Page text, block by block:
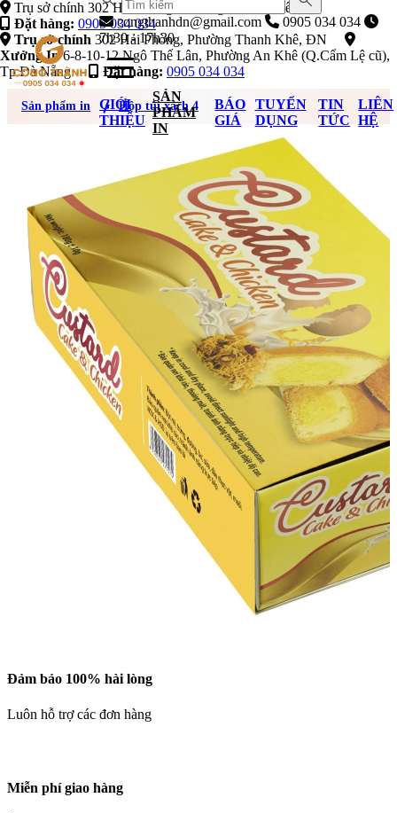
Trụ sở chính 302 Hải Phòng, Phường Thanh Khê, ĐN
Đặt hàng: 0905 034 034
Trụ sở chính 302 Hải Phòng, Phường Thanh Khê, ĐN
Xưởng In6-8-10-12 Ngô Thế Lân, Phường An Khê (Q.Cẩm Lệ cũ),
Tp Đà Nẵng
Đặt hàng: 0905 034 034
congthanhdn@gmail.com
0905 034 034
7h30 - 17h30
GIỚI
THIỆU
SẢN
PHẨM
IN
BÁO
GIÁ
TUYỂN
DỤNG
TIN
TỨC
LIÊN
HỆ
Sản phẩm in Hộp túi xách 4
Đảm bảo 100% hài lòng
Luôn hỗ trợ các đơn hàng
Miễn phí giao hàng